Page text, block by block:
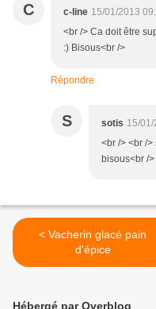
C c-line 15/01/2013
<br /> Ca doit être
:) Bisous<br />
Répondre
S sotis 15/
<br /> <br /
bisous<br /
< Vacherin glacé pain
d'épice
Hébergé par Overblog